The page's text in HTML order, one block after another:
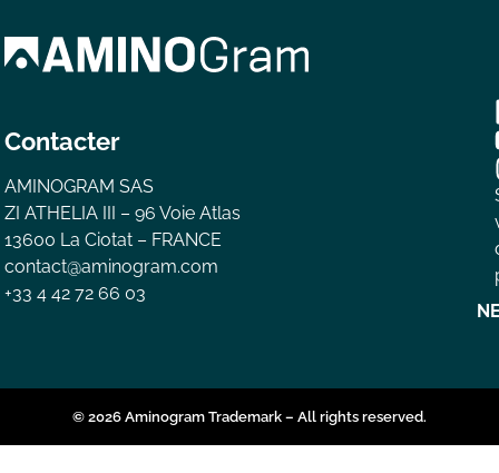
Contacter
AMINOGRAM SAS
ZI ATHELIA III – 96 Voie Atlas
13600 La Ciotat – FRANCE
contact@aminogram.com
+33 4 42 72 66 03
© 2026 Aminogram Trademark – All rights reserved.